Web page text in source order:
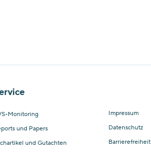
Monitoring
und Papers
und Gutachten
Impressum
Datenschutz
Barrierefreiheit